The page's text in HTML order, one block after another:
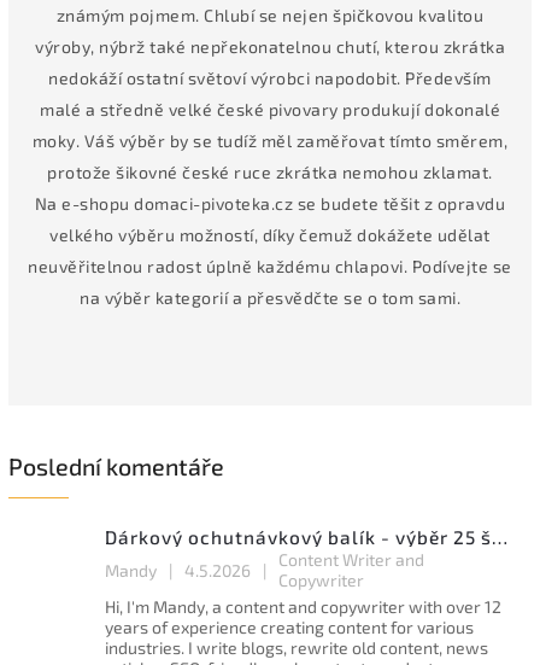
známým pojmem. Chlubí se nejen špičkovou kvalitou
výroby, nýbrž také nepřekonatelnou chutí, kterou zkrátka
nedokáží ostatní světoví výrobci napodobit. Především
malé a středně velké české pivovary produkují dokonalé
moky. Váš výběr by se tudíž měl zaměřovat tímto směrem,
protože šikovné české ruce zkrátka nemohou zklamat.
Na e-shopu domaci-pivoteka.cz se budete těšit z opravdu
velkého výběru možností, díky čemuž dokážete udělat
neuvěřitelnou radost úplně každému chlapovi. Podívejte se
na výběr kategorií a přesvědčte se o tom sami.
Poslední komentáře
Dárkový ochutnávkový balík - výběr 25 špičkových ležáků a speciálů
Mandy | 4.5.2026 |
Content Writer and
Copywriter
Hi, I'm Mandy, a content and copywriter with over 12
years of experience creating content for various
industries. I write blogs, rewrite old content, news